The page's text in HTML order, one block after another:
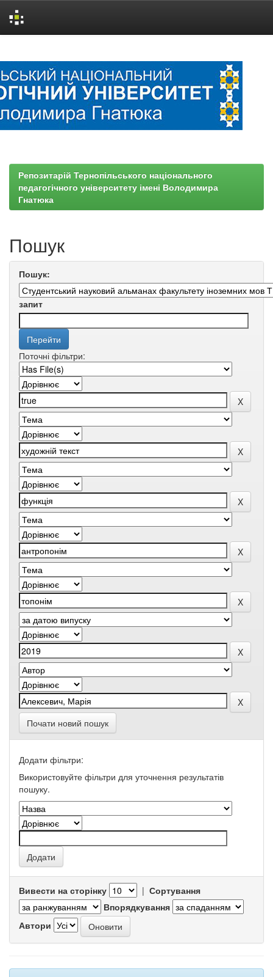
Репозитарій Тернопільського національного
педагогічного університету імені Володимира
Гнатюка
Пошук
Пошук:
запит
Поточні фільтри:
Почати новий пошук
Додати фільтри:
Використовуйте фільтри для уточнення результатів
пошуку.
Вивести на сторінку | Сортування
Впорядкування
Автори